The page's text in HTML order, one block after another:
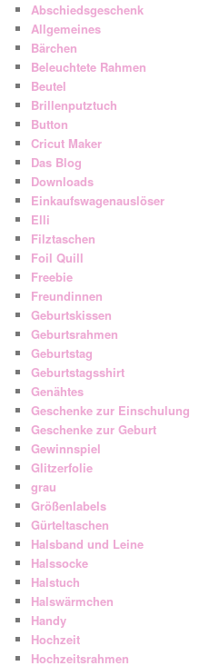
Abschiedsgeschenk
Allgemeines
Bärchen
Beleuchtete Rahmen
Beutel
Brillenputztuch
Button
Cricut Maker
Das Blog
Downloads
Einkaufswagenauslöser
Elli
Filztaschen
Foil Quill
Freebie
Freundinnen
Geburtskissen
Geburtsrahmen
Geburtstag
Geburtstagsshirt
Genähtes
Geschenke zur Einschulung
Geschenke zur Geburt
Gewinnspiel
Glitzerfolie
grau
Größenlabels
Gürteltaschen
Halsband und Leine
Halssocke
Halstuch
Halswärmchen
Handy
Hochzeit
Hochzeitsrahmen